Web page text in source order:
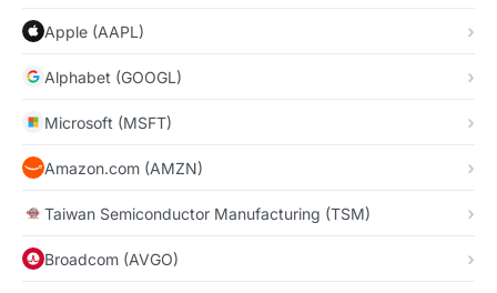
Apple (AAPL)
Alphabet (GOOGL)
Microsoft (MSFT)
Amazon.com (AMZN)
Taiwan Semiconductor Manufacturing (TSM)
Broadcom (AVGO)